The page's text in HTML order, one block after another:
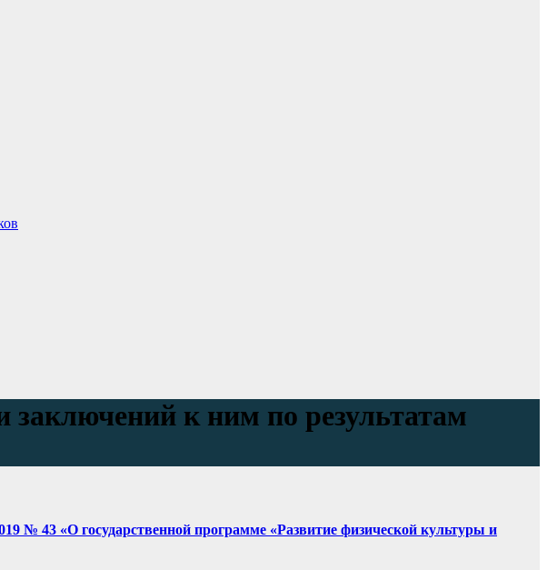
к ним по результатам
№ 43 «О государственной программе «Развитие физической культуры и